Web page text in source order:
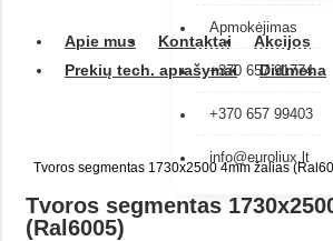
Apmokėjimas
+370 657 91774
+370 657 99403
info@euroliux.lt
Apie mus Kontaktai
Akcijos
Prekių tech. aprašymai
Didmena
Tvoros segmentas 1730x2500 4mm žalias
Tvoros segmentas
(Ral6005)